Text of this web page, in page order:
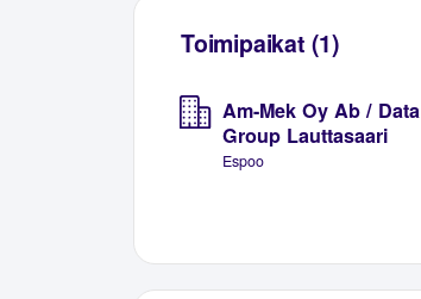
Toimipaikat (1)
Am-Mek Oy Ab / Data
Group Lauttasaari
Espoo